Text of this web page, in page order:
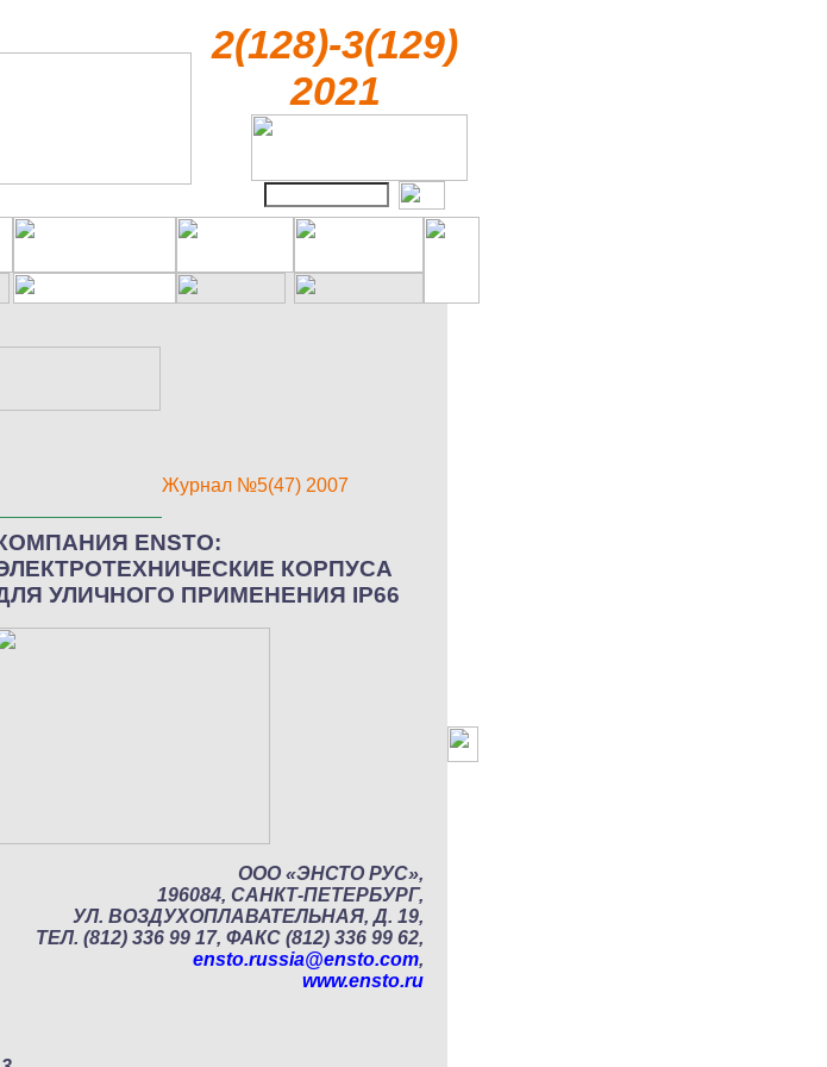
2(128)-3(129)
2021
Журнал №5(47) 2007
ENSTO:
КОРПУСА
УЛИЧНОГО ПРИМЕНЕНИЯ IP66
ООО «ЭНСТО РУС»,
196084, САНКТ-ПЕТЕРБУРГ,
УЛ. ВОЗДУХОПЛАВАТЕЛЬНАЯ, Д. 19,
ТЕЛ. (812) 336 99 17, ФАКС (812) 336 99 62,
ensto.russia@ensto.com,
www.ensto.ru